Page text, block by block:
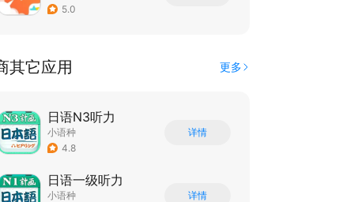
5.0
其它应用 更多
日语N3听力
小语种
4.8
详情
日语一级听力
小语种
详情